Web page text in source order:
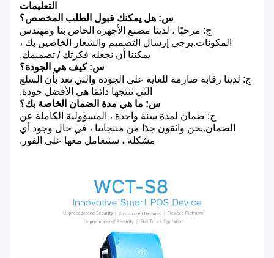
التعليمات
س: هل يمكنك قبول الطلب المخصص؟
ج: مرحبًا ، لدينا مصنع الأجهزة الخاص بنا ومهندس
المكونات.يرجى إرسال التصميم والشعار الخاصين بك ،
يمكننا أن نجعله فكرتك / تصميمك.
س: كيف هي الجودة؟
ج: لدينا رقابة صارمة للغاية على الجودة والتي تعد بأن السلع
التي ننتجها دائمًا هي الأفضل جودة.
س: ما هي مدة الضمان الخاصة بك؟
ج: ضمان لمدة سنة واحدة ، المسؤولية الكاملة عن
الضمان.نحن واثقون جدًا من منتجاتنا ، في حال وجود أي
مشكلة ، سنتعامل معها على الفور.